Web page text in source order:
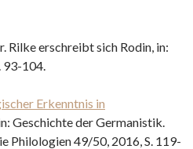
Rilke erschreibt sich Rodin, in:
93-104.
Erkenntnis in
Geschichte der Germanistik.
Philologien 49/50, 2016, S. 119-